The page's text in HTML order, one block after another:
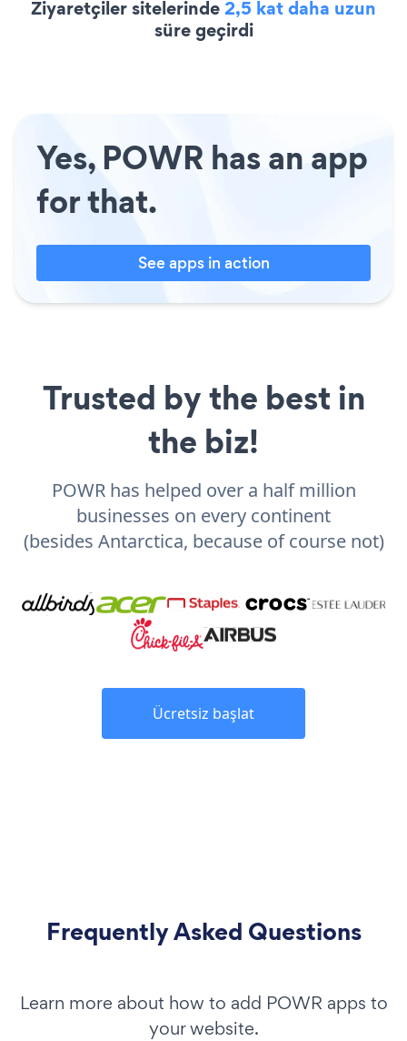
Ziyaretçiler sitelerinde2,5 kat daha uzun
süre geçirdi
Yes, POWR has an app
for that.
See apps in action
Trusted by the best in
the biz!
POWR has helped over a half million
businesses on every continent
(besides Antarctica, because of course not)
Ücretsiz başlat
Frequently Asked Questions
Learn more about how to add POWR apps to
your website.